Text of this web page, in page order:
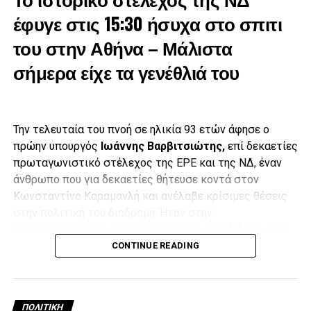
Έπειτα, με δάκρυα στα μάτια και λυγίζοντας πολλές φορές
από τη συγκίνηση,ο γιος του Μιλτιάδης Βαρβιτσιώτης
ενώ τόνισε ότι οι περισσότεροι τον αποχαιρετούν όχι μόνο
έφυγε στις 15:30 ήσυχα στο σπιτι
του στην Αθήνα – Μάλιστα
σήμερα είχε τα γενέθλιά του
Την τελευταία του πνοή σε ηλικία 93 ετών άφησε ο
πρώην υπουργός Ιωάννης Βαρβιτσιώτης,επί δεκαετίες
πρωταγωνιστικό στέλεχος της ΕΡΕ και της ΝΔ, έναν
άνθρωπο που για δεκαετίες θήτευσε κοντά στον
Κωνσταντίνο Καραμανλή και ανέλαβε κρίσιμες θέσεις
από τους ελάχιστους εν ζωή προδικτατορικούς
CONTINUE READING
ΠΟΛΙΤΙΚΉ